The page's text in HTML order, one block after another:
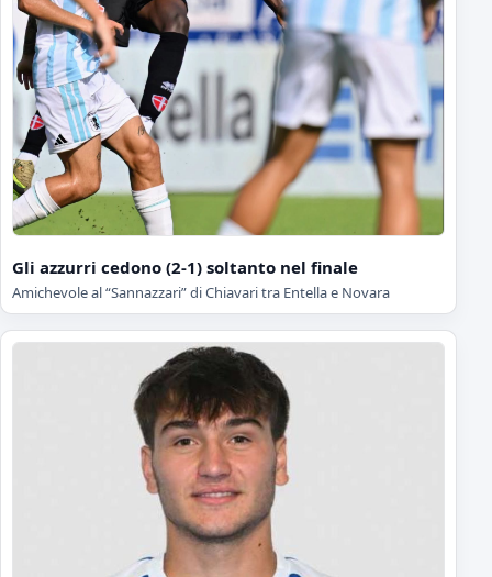
Gli azzurri cedono (2-1) soltanto nel finale
Amichevole al “Sannazzari” di Chiavari tra Entella e Novara